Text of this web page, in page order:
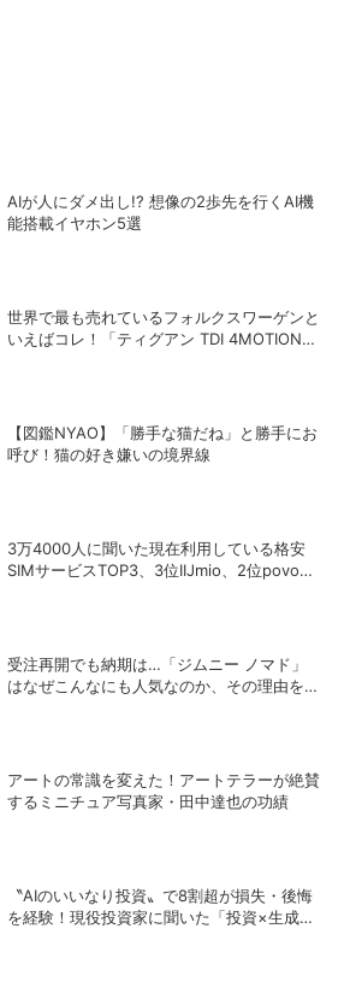
AIが人にダメ出し!? 想像の2歩先を行くAI機
能搭載イヤホン5選
世界で最も売れているフォルクスワーゲンと
いえばコレ！「ティグアン TDI 4MOTION
【図鑑NYAO】「勝手な猫だね」と勝手にお
呼び！猫の好き嫌いの境界線
3万4000人に聞いた現在利用している格安
SIMサービスTOP3、3位IIJmio、2位povo、
受注再開でも納期は…「ジムニー ノマド」
はなぜこんなにも人気なのか、その理由を徹
アートの常識を変えた！アートテラーが絶賛
するミニチュア写真家・田中達也の功績
〝AIのいいなり投資〟で8割超が損失・後悔
を経験！現役投資家に聞いた「投資×生成